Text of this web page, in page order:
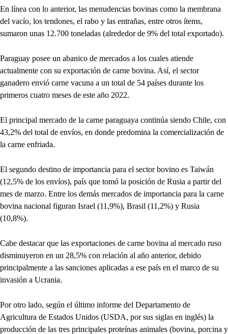
En línea con lo anterior, las menudencias bovinas como la membrana
del vacío, los tendones, el rabo y las entrañas, entre otros ítems,
sumaron unas 12.700 toneladas (alrededor de 9% del total exportado).
Paraguay posee un abanico de mercados a los cuales atiende
actualmente con su exportación de carne bovina. Así, el sector
ganadero envió carne vacuna a un total de 54 países durante los
primeros cuatro meses de este año 2022.
El principal mercado de la carne paraguaya continúa siendo Chile, con
43,2% del total de envíos, en donde predomina la comercialización de
la carne enfriada.
El segundo destino de importancia para el sector bovino es Taiwán
(12,5% de los envíos), país que tomó la posición de Rusia a partir del
mes de marzo. Entre los demás mercados de importancia para la carne
bovina nacional figuran Israel (11,9%), Brasil (11,2%) y Rusia
(10,8%).
Cabe destacar que las exportaciones de carne bovina al mercado ruso
disminuyeron en un 28,5% con relación al año anterior, debido
principalmente a las sanciones aplicadas a ese país en el marco de su
invasión a Ucrania.
Por otro lado, según el último informe del Departamento de
Agricultura de Estados Unidos (USDA, por sus siglas en inglés) la
producción de las tres principales proteínas animales (bovina, porcina y